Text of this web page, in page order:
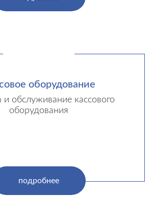
оборудование
и обслуживание кассового
оборудования
подробнее